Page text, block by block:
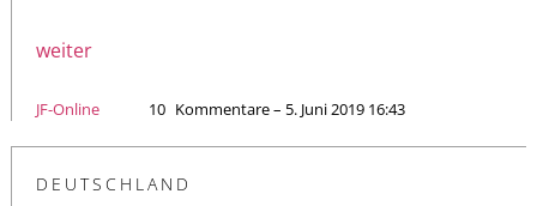
weiter
JF-Online 10 Kommentare – 5. Juni 2019 16:43
DEUTSCHLAND